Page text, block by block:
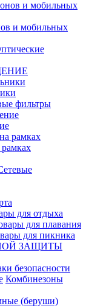
и мобильных
фильтры
для отдыха
для плавания
для пикника
ЗАЩИТЫ
безопасности
Комбинезоны